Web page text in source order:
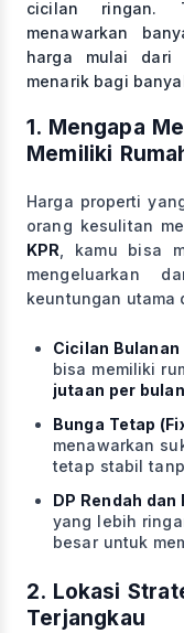
cicilan ringan.
menawarkan
harga mulai dari
menarik bagi
1. Mengapa
Memiliki
Harga properti
orang kesulitan
KPR , kamu bisa
mengeluarkan
keuntungan utama
Cicilan Bulanan
bisa memiliki
jutaan per bulan
Bunga Tetap
menawarkan
tetap stabil
DP Rendah
yang lebih
besar untuk
2. Lokasi
Terjangkau